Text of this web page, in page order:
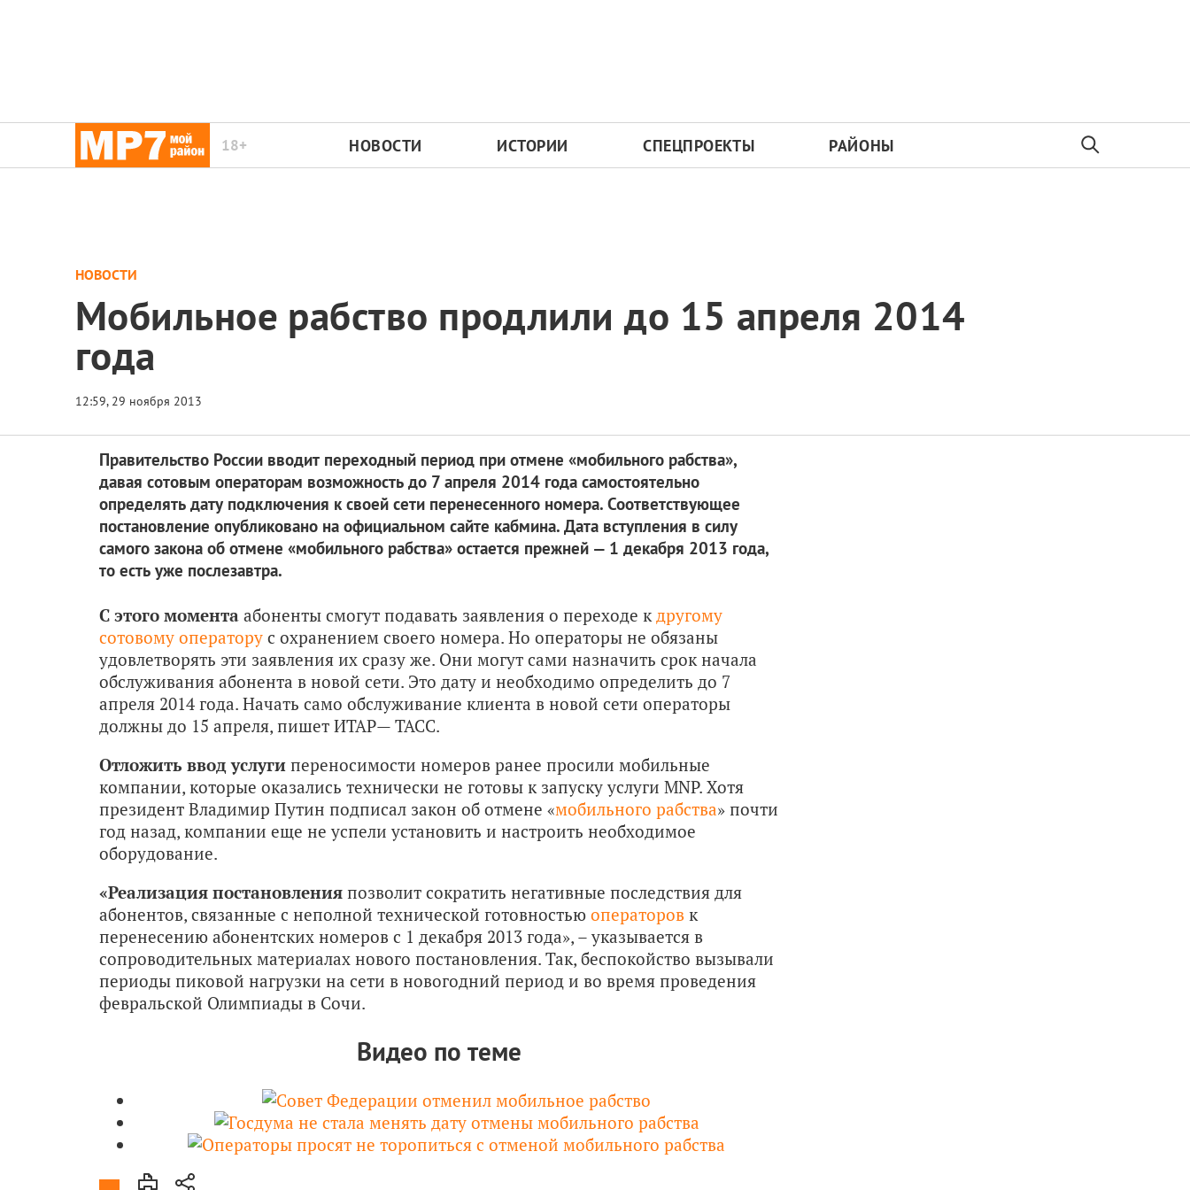
18+ НОВОСТИ ИСТОРИИ СПЕЦПРОЕКТЫ РАЙОНЫ
НОВОСТИ
Мобильное рабство продлили до 15 апреля 2014
года
Правительство России вводит переходный период при отмене «мобильного рабства»,
давая сотовым операторам возможность до 7 апреля 2014 года самостоятельно
определять дату подключения к своей сети перенесенного номера. Соответствующее
постановление опубликовано на официальном сайте кабмина. Дата вступления в силу
самого закона об отмене «мобильного рабства» остается прежней — 1 декабря 2013 года,
то есть уже послезавтра.
С этого момента абоненты смогут подавать заявления о переходе кдругому
сотовому оператору с охранением своего номера. Но операторы не обязаны
удовлетворять эти заявления их сразу же. Они могут сами назначить срок начала
обслуживания абонента в новой сети. Это дату и необходимо определить до 7
апреля 2014 года. Начать само обслуживание клиента в новой сети операторы
должны до 15 апреля, пишет ИТАР— ТАСС.
Отложить ввод услуги переносимости номеров ранее просили мобильные
компании, которые оказались технически не готовы к запуску услуги MNP. Хотя
президент Владимир Путин подписал закон об отмене «мобильного рабства» почти
год назад, компании еще не успели установить и настроить необходимое
оборудование.
«Реализация постановления позволит сократить негативные последствия для
абонентов, связанные с неполной технической готовностью операторов к
перенесению абонентских номеров с 1 декабря 2013 года», – указывается в
сопроводительных материалах нового постановления. Так, беспокойство вызывали
периоды пиковой нагрузки на сети в новогодний период и во время проведения
февральской Олимпиады в Сочи.
Видео по теме